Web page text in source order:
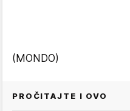
(MONDO)
PROČITAJTE I OVO